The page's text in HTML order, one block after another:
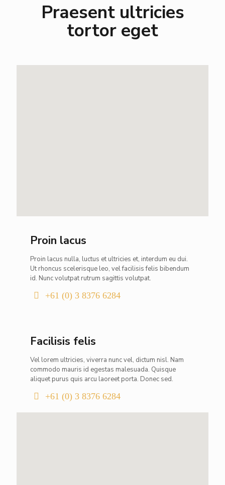
Praesent ultricies
tortor eget
Proin lacus
Proin lacus nulla, luctus et ultricies et, interdum eu dui.
Ut rhoncus scelerisque leo, vel facilisis felis bibendum
id. Nunc volutpat rutrum sagittis volutpat.
+61 (0) 3 8376 6284
Facilisis felis
Vel lorem ultricies, viverra nunc vel, dictum nisl. Nam
commodo mauris id egestas malesuada. Quisque
aliquet purus quis arcu laoreet porta. Donec sed.
+61 (0) 3 8376 6284